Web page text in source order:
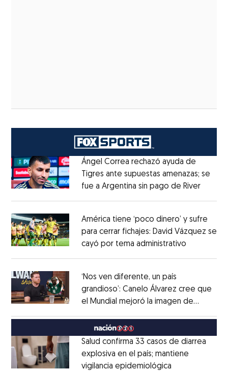
Ángel Correa rechazó ayuda de
Tigres ante supuestas amenazas; se
fue a Argentina sin pago de RiverOpens
América tiene ‘poco dinero’ y sufre
para cerrar fichajes: David Vázquez se
cayó por tema administrativo
‘Nos ven diferente, un país
grandioso’: Canelo Álvarez cree que
el Mundial mejoró la imagen de
MéxicoOpens in new window
Salud confirma 33 casos de diarrea
explosiva en el país; mantiene
vigilancia epidemiológica